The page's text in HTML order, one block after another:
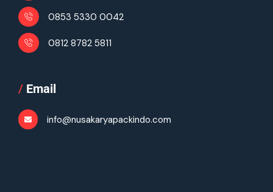
0853 5330 0042
0812 8782 5811
/ Email
info@nusakaryapackindo.com